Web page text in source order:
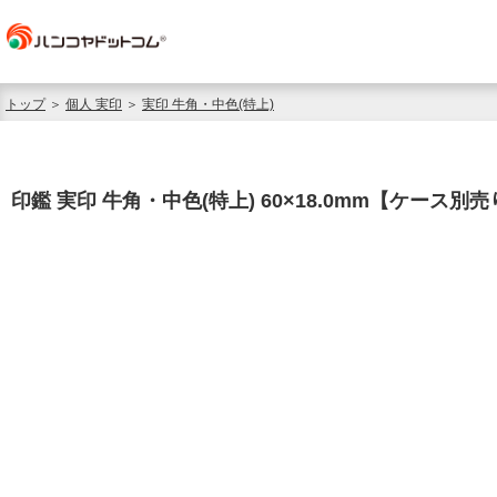
トップ＞ 個人 実印 ＞ 実印 牛角・中色(特上)
印鑑 実印 牛角・中色(特上) 60×18.0mm【ケース別売